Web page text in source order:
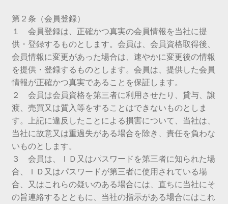
第２条（会員登録）
１ 会員登録は、正確かつ真実の会員情報を当社に提
供・登録するものとします。会員は、会員資格取得後、
会員情報に変更があった場合は、速やかに変更後の情報
を提供・登録するものとします。会員は、提供した会員
情報が正確かつ真実であることを保証します。
２ 会員は会員資格を第三者に利用させたり、貸与、譲
渡、売買又は質入等をすることはできないものとしま
す。上記に違反したことによる損害について、当社は、
当社に故意又は重過失がある場合を除き、責任を負わな
いものとします。
３ 会員は、ＩＤ又はパスワードを第三者に知られた場
合、ＩＤ又はパスワードが第三者に使用されている場
合、又はこれらの疑いのある場合には、直ちに当社にそ
の旨連絡するとともに、当社の指示がある場合にはこれ